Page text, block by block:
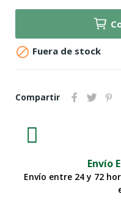
 Fuera de stock
Compartir
Envío
Envío entre 24 y 72